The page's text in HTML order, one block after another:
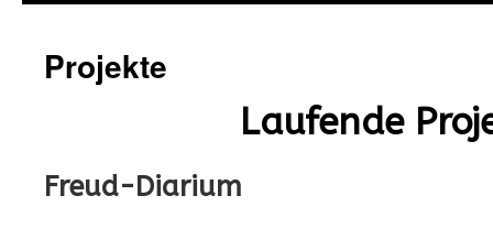
Projekte
Laufende
Freud-Diarium